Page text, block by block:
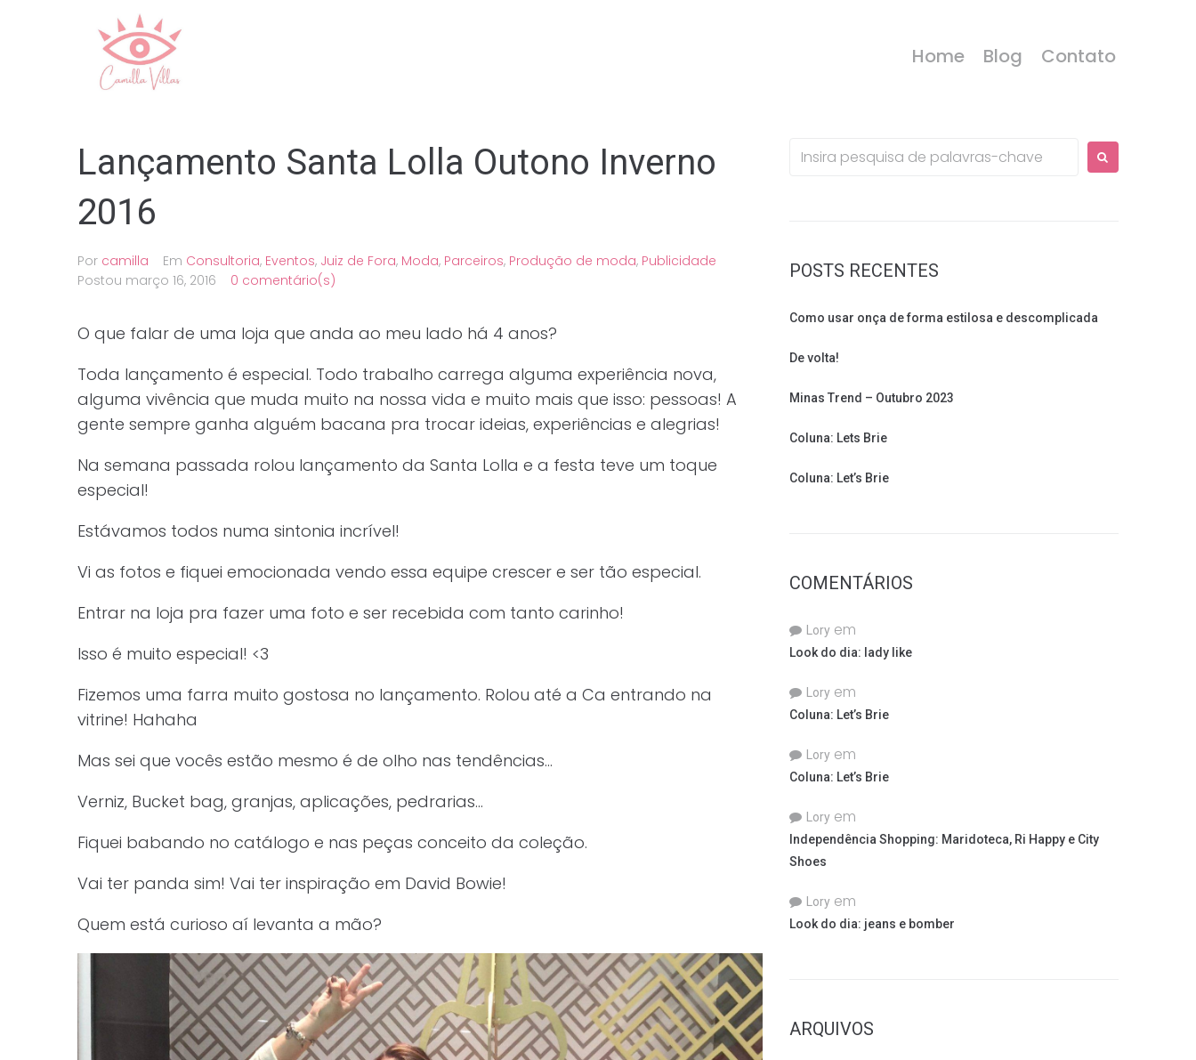
Home Blog Contato
Lançamento Santa Lolla Outono Inverno
2016
Por camilla Em Consultoria, Eventos, Juiz de Fora, Moda, Parceiros, Produção de moda, Publicidade
Postou março 16, 2016 0 comentário(s)
O que falar de uma loja que anda ao meu lado há 4 anos?
Toda lançamento é especial. Todo trabalho carrega alguma experiência nova,
alguma vivência que muda muito na nossa vida e muito mais que isso: pessoas! A
gente sempre ganha alguém bacana pra trocar ideias, experiências e alegrias!
Na semana passada rolou lançamento da Santa Lolla e a festa teve um toque
especial!
Estávamos todos numa sintonia incrível!
Vi as fotos e fiquei emocionada vendo essa equipe crescer e ser tão especial.
Entrar na loja pra fazer uma foto e ser recebida com tanto carinho!
Isso é muito especial! <3
Fizemos uma farra muito gostosa no lançamento. Rolou até a Ca entrando na
vitrine! Hahaha
Mas sei que vocês estão mesmo é de olho nas tendências…
Verniz, Bucket bag, granjas, aplicações, pedrarias…
Fiquei babando no catálogo e nas peças conceito da coleção.
Vai ter panda sim! Vai ter inspiração em David Bowie!
Quem está curioso aí levanta a mão?
Procurar:
POSTS RECENTES
Como usar onça de forma estilosa e descomplicada
De volta!
Minas Trend – Outubro 2023
Coluna: Lets Brie
Coluna: Let’s Brie
COMENTÁRIOS
Lory em
Look do dia: lady like
Lory em
Coluna: Let’s Brie
Lory em
Coluna: Let’s Brie
Lory em
Independência Shopping: Maridoteca, Ri Happy e City
Shoes
Lory em
Look do dia: jeans e bomber
ARQUIVOS